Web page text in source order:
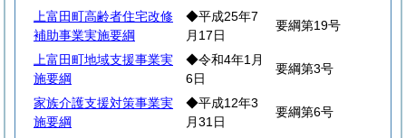
上富田町高齢者住宅改修
補助事業実施要綱
◆平成25年7
月17日
要綱第19号
上富田町地域支援事業実
施要綱
◆令和4年1月
6日
要綱第3号
家族介護支援対策事業実
施要綱
◆平成12年3
月31日
要綱第6号